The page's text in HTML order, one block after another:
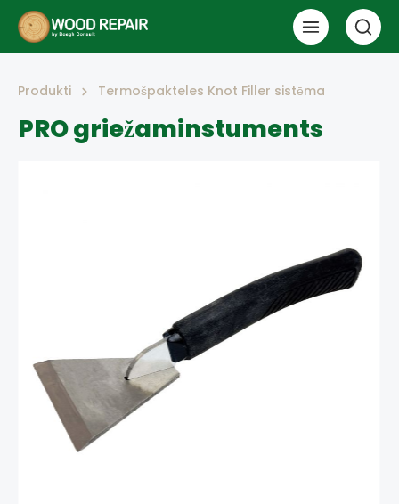
Produkti Termošpakteles Knot Filler sistēma
PRO griežaminstuments